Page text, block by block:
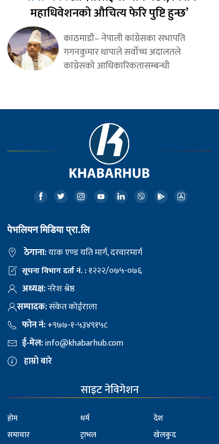
महाधिवेशनको औचित्य फेरि पुष्टि हुन्छ’
काठमाडौं– नेपाली कांग्रेसका सभापति
गगनकुमार थापाले सर्वोच्च अदालतले
कांग्रेसको आधिकारिकतासम्बन्धी
पेभलियन मिडिया प्रा.लि
ठेगाना:याक एण्ड यति मार्ग, दरवारमार्ग
सूचना विभाग दर्ता नं. :१२२२/०७५-०७६
अध्यक्ष:नरेश श्रेष्ठ
सम्पादक:संकेत कोईराला
फोन नं:+९७७-१-५३४९१५८
ई-मेल:info@khabarhub.com
हाम्रो बारे
साइट नेविगेशन
होम
समाचार
धर्म
ट्राभल
देश
खेलकुद